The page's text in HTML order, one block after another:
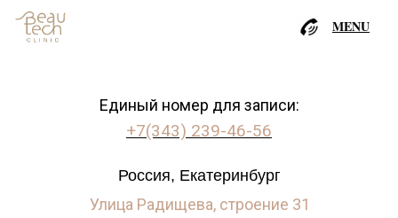
MENU
Единый номер для записи:
+7(343) 239-46-56
Россия, Екатеринбург
Улица Радищева, строение 31